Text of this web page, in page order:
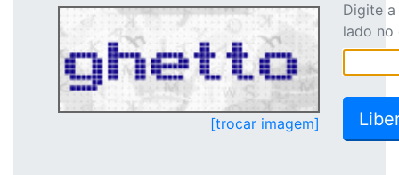
[trocar imagem]
Digite
lado no